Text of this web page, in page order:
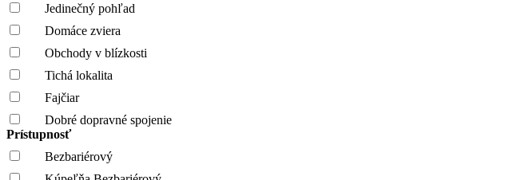
Jedinečný pohľad
Domáce zviera
Obchody v blízkosti
Tichá lokalita
Fajčiar
Dobré dopravné spojenie
Prístupnosť
Bezbariérový